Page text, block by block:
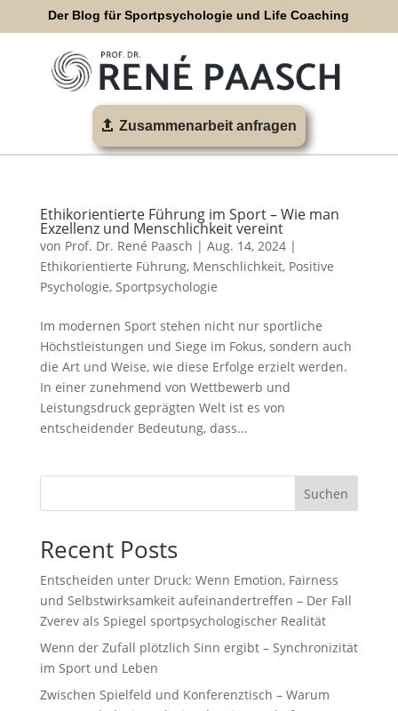
Der Blog für Sportpsychologie und Life Coaching
Zusammenarbeit anfragen
Ethikorientierte Führung im Sport – Wie man
Exzellenz und Menschlichkeit vereint
von Prof. Dr. René Paasch | Aug. 14, 2024|
Ethikorientierte Führung, Menschlichkeit, Positive
Psychologie, Sportpsychologie
Im modernen Sport stehen nicht nur sportliche
Höchstleistungen und Siege im Fokus, sondern auch
die Art und Weise, wie diese Erfolge erzielt werden.
In einer zunehmend von Wettbewerb und
Leistungsdruck geprägten Welt ist es von
entscheidender Bedeutung, dass...
Suchen
Recent Posts
Entscheiden unter Druck: Wenn Emotion, Fairness
und Selbstwirksamkeit aufeinandertreffen – Der Fall
Zverev als Spiegel sportpsychologischer Realität
Wenn der Zufall plötzlich Sinn ergibt – Synchronizität
im Sport und Leben
Zwischen Spielfeld und Konferenztisch – Warum